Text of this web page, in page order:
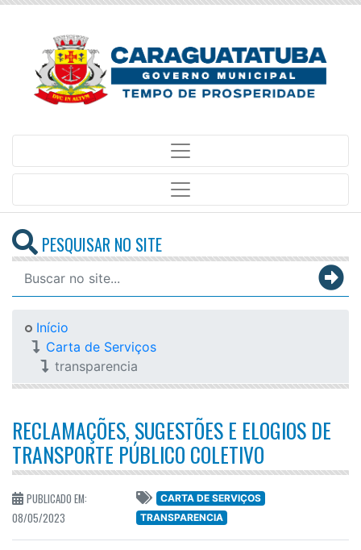
PESQUISAR NO SITE
Início
Carta de Serviços
transparencia
RECLAMAÇÕES, SUGESTÕES E ELOGIOS DE
TRANSPORTE PÚBLICO COLETIVO
PUBLICADO EM:
08/05/2023
CARTA DE SERVIÇOS
TRANSPARENCIA